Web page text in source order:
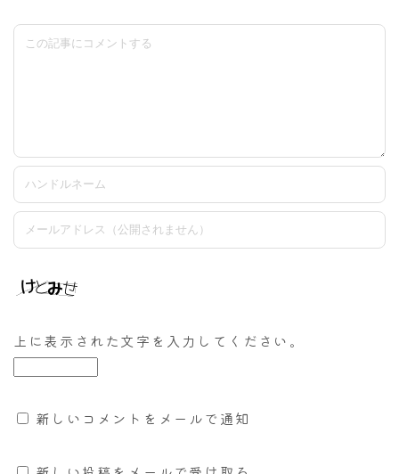
上に表示された文字を入力してください。
新しいコメントをメールで通知